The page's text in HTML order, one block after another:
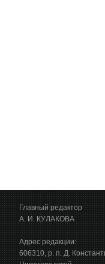
Главный редактор
А. И. КУЛАКОВА
Адрес редакции:
606310, р. п. Д.